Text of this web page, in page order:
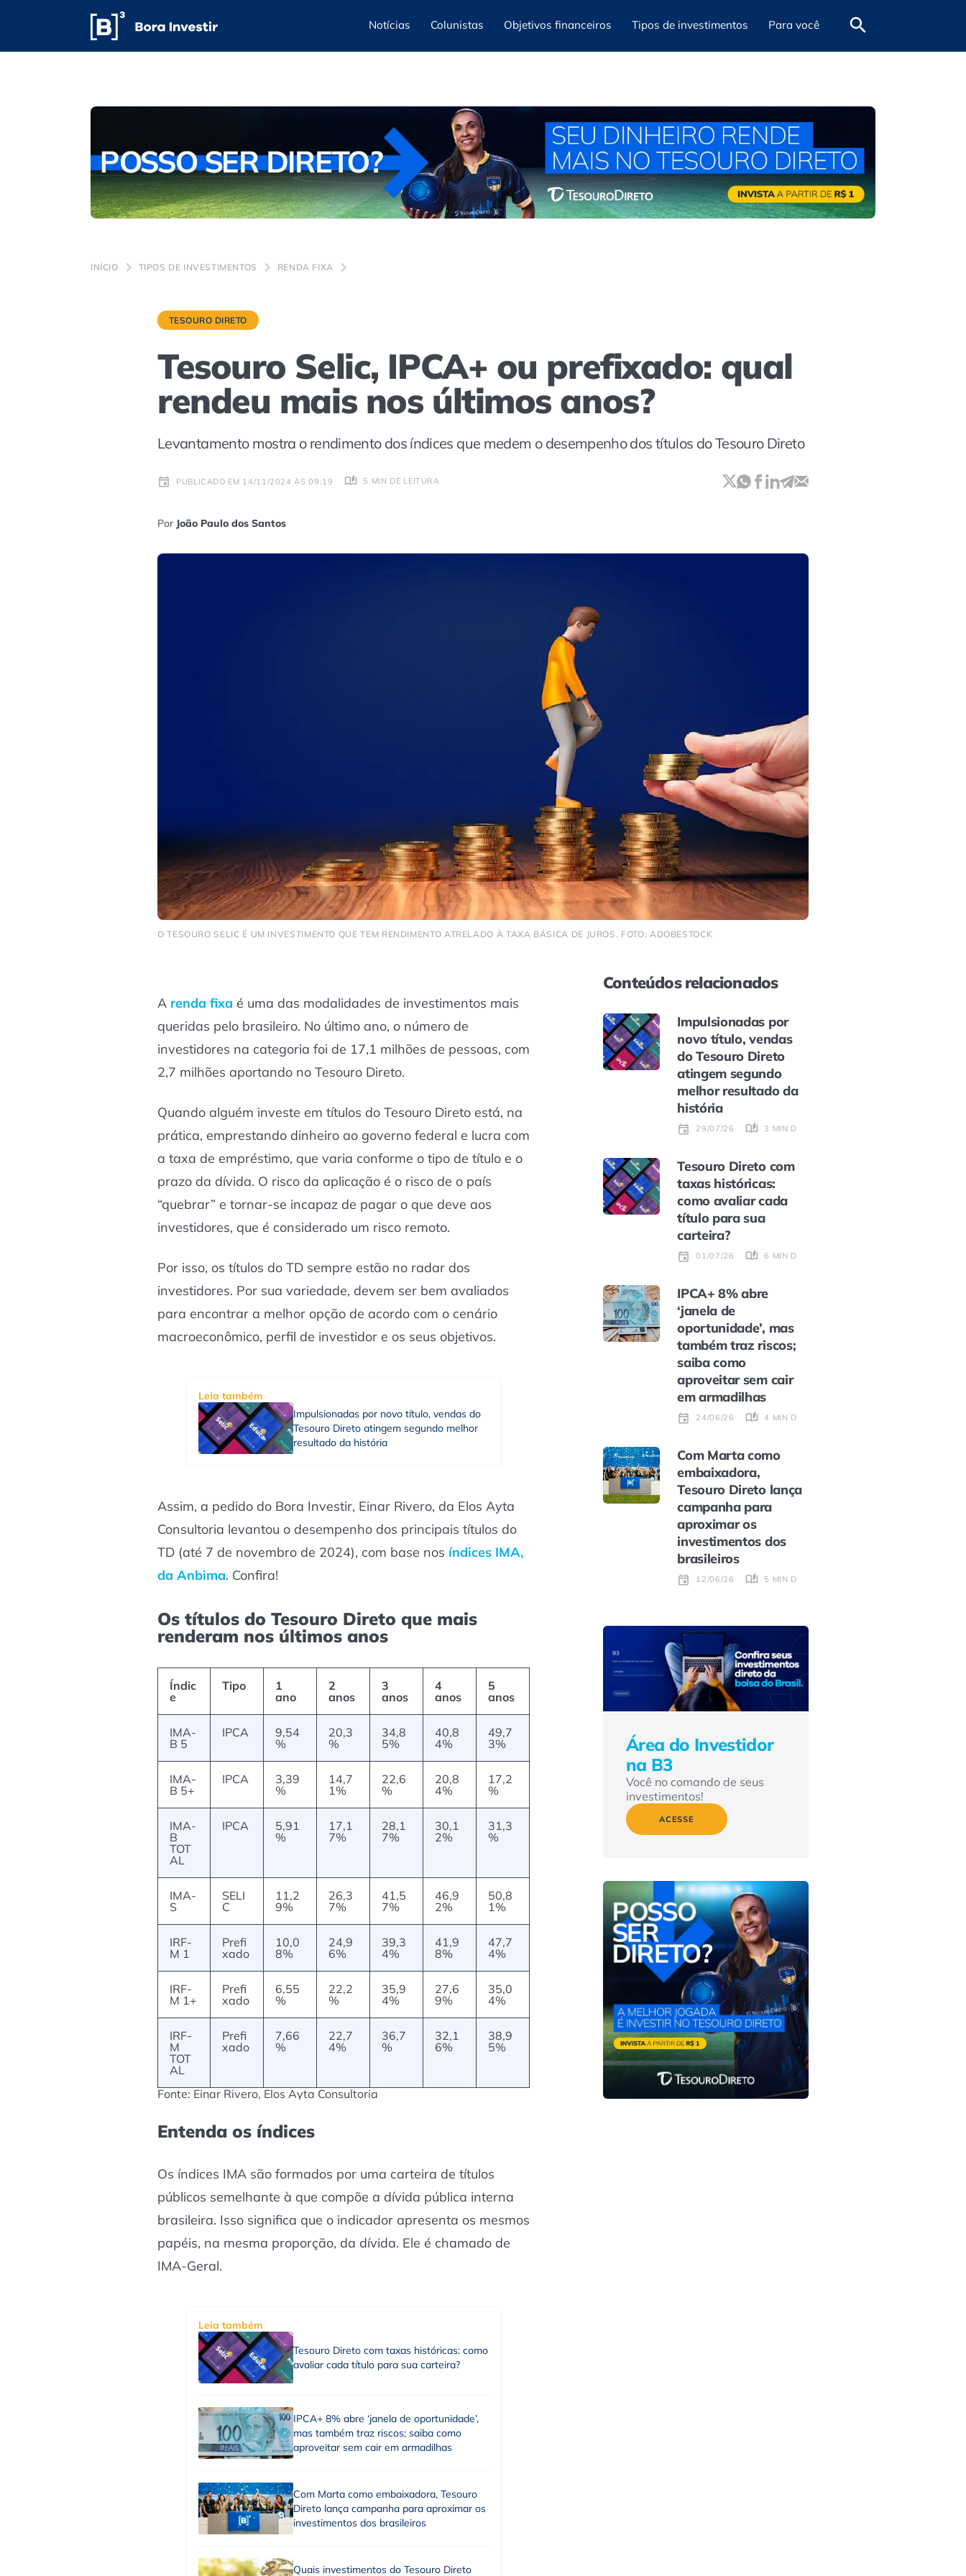
Notícias Colunistas Objetivos financeiros Tipos de investimentos Para você
INÍCIO TIPOS DE INVESTIMENTOS RENDA FIXA
TESOURO DIRETO
Tesouro Selic, IPCA+ ou prefixado: qual
rendeu mais nos últimos anos?
Levantamento mostra o rendimento dos índices que medem o desempenho dos títulos do Tesouro Direto
PUBLICADO EM 14/11/2024 ÀS 09:19 5 MIN DE LEITURA
Por João Paulo dos Santos
O TESOURO SELIC É UM INVESTIMENTO QUE TEM RENDIMENTO ATRELADO À TAXA BÁSICA DE JUROS. FOTO: ADOBESTOCK
A renda fixa é uma das modalidades de investimentos mais
queridas pelo brasileiro. No último ano, o número de
investidores na categoria foi de 17,1 milhões de pessoas, com
2,7 milhões aportando no Tesouro Direto.
Quando alguém investe em títulos do Tesouro Direto está, na
prática, emprestando dinheiro ao governo federal e lucra com
a taxa de empréstimo, que varia conforme o tipo de título e o
prazo da dívida. O risco da aplicação é o risco de o país
“quebrar” e tornar-se incapaz de pagar o que deve aos
investidores, que é considerado um risco remoto.
Por isso, os títulos do TD sempre estão no radar dos
investidores. Por sua variedade, devem ser bem avaliados
para encontrar a melhor opção de acordo com o cenário
macroeconômico, perfil de investidor e os seus objetivos.
Leia também
Impulsionadas por novo título, vendas do
Tesouro Direto atingem segundo melhor
resultado da história
Assim, a pedido do Bora Investir, Einar Rivero, da Elos Ayta
Consultoria levantou o desempenho dos principais títulos do
TD (até 7 de novembro de 2024), com base nos índices IMA,
da Anbima. Confira!
Os títulos do Tesouro Direto que mais
renderam nos últimos anos
Índic
e
Tipo
1
ano
2
anos
3
anos
4
anos
5
anos
IMA-
B 5
IPCA
9,54
%
20,3
%
34,8
5%
40,8
4%
49,7
3%
IMA-
B 5+
IPCA
3,39
%
14,7
1%
22,6
%
20,8
4%
17,2
%
IMA-
B
TOT
AL
IPCA
5,91
%
17,1
7%
28,1
7%
30,1
2%
31,3
%
IMA-
S
SELI
C
11,2
9%
26,3
7%
41,5
7%
46,9
2%
50,8
1%
IRF-
M 1
Prefi
xado
10,0
8%
24,9
6%
39,3
4%
41,9
8%
47,7
4%
IRF-
M 1+
Prefi
xado
6,55
%
22,2
%
35,9
4%
27,6
9%
35,0
4%
IRF-
M
TOT
AL
Prefi
xado
7,66
%
22,7
4%
36,7
%
32,1
6%
38,9
5%
Fonte: Einar Rivero, Elos Ayta Consultoria
Entenda os índices
Os índices IMA são formados por uma carteira de títulos
públicos semelhante à que compõe a dívida pública interna
brasileira. Isso significa que o indicador apresenta os mesmos
papéis, na mesma proporção, da dívida. Ele é chamado de
IMA-Geral.
Leia também
Tesouro Direto com taxas históricas: como
avaliar cada título para sua carteira?
IPCA+ 8% abre ‘janela de oportunidade’,
mas também traz riscos; saiba como
aproveitar sem cair em armadilhas
Com Marta como embaixadora, Tesouro
Direto lança campanha para aproximar os
investimentos dos brasileiros
Quais investimentos do Tesouro Direto
Conteúdos relacionados
Impulsionadas por
novo título, vendas
do Tesouro Direto
atingem segundo
melhor resultado da
história
29/07/26 3 MIN DE LEITURA
Tesouro Direto com
taxas históricas:
como avaliar cada
título para sua
carteira?
01/07/26 6 MIN DE LEITURA
IPCA+ 8% abre
‘janela de
oportunidade’, mas
também traz riscos;
saiba como
aproveitar sem cair
em armadilhas
24/06/26 4 MIN DE LEITURA
Com Marta como
embaixadora,
Tesouro Direto lança
campanha para
aproximar os
investimentos dos
brasileiros
12/06/26 5 MIN DE LEITURA
Área do Investidor
na B3
Você no comando de seus
investimentos!
ACESSE